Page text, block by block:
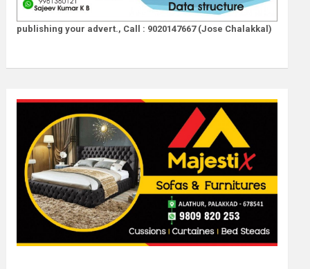
publishing your advert., Call : 9020147667 (Jose Chalakkal)